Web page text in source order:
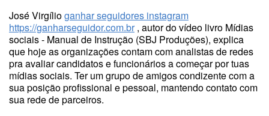
José Virgílioganhar seguidores instagram
https://ganharseguidor.com.br, autor do vídeo livro Mídias
sociais - Manual de Instrução (SBJ Produções), explica
que hoje as organizações contam com analistas de redes
pra avaliar candidatos e funcionários a começar por tuas
mídias sociais. Ter um grupo de amigos condizente com a
sua posição profissional e pessoal, mantendo contato com
sua rede de parceiros.